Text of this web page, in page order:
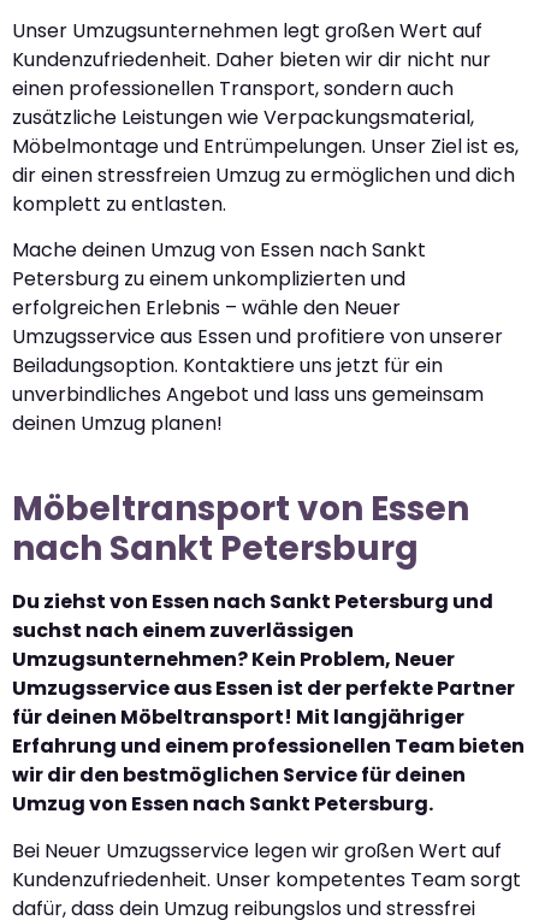
Unser Umzugsunternehmen legt großen Wert auf
Kundenzufriedenheit. Daher bieten wir dir nicht nur
einen professionellen Transport, sondern auch
zusätzliche Leistungen wie Verpackungsmaterial,
Möbelmontage und Entrümpelungen. Unser Ziel ist es,
dir einen stressfreien Umzug zu ermöglichen und dich
komplett zu entlasten.
Mache deinen Umzug von Essen nach Sankt
Petersburg zu einem unkomplizierten und
erfolgreichen Erlebnis – wähle den Neuer
Umzugsservice aus Essen und profitiere von unserer
Beiladungsoption. Kontaktiere uns jetzt für ein
unverbindliches Angebot und lass uns gemeinsam
deinen Umzug planen!
Möbeltransport von Essen
nach Sankt Petersburg
Du ziehst von Essen nach Sankt Petersburg und
suchst nach einem zuverlässigen
Umzugsunternehmen? Kein Problem, Neuer
Umzugsservice aus Essen ist der perfekte Partner
für deinen Möbeltransport! Mit langjähriger
Erfahrung und einem professionellen Team bieten
wir dir den bestmöglichen Service für deinen
Umzug von Essen nach Sankt Petersburg.
Bei Neuer Umzugsservice legen wir großen Wert auf
Kundenzufriedenheit. Unser kompetentes Team sorgt
dafür, dass dein Umzug reibungslos und stressfrei